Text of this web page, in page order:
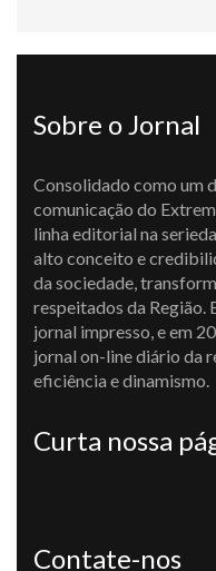
Sobre o Jornal
Consolidado como um
comunicação do
linha editorial na
alto conceito e
da sociedade,
respeitados da Região.
jornal impresso, e em
jornal on-line diário da
eficiência e dinamismo.
Curta nossa
Contate-nos